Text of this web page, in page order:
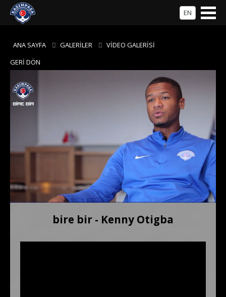
ANA SAYFA GALERİLER
VİDEO GALERİSİ
GERİ DÖN
bire bir - Kenny Otigba
EN